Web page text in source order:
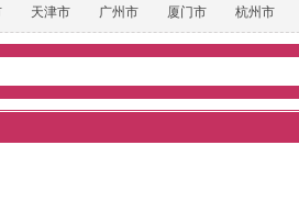
天津市 广州市 厦门市 杭州市